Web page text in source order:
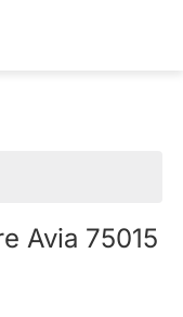
Avia 75015